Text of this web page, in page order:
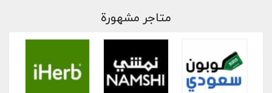
متاجر مشهورة